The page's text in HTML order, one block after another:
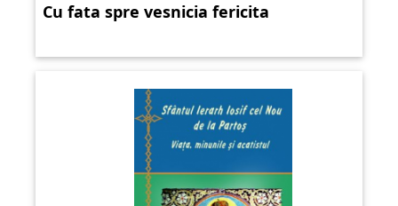
Cu fata spre vesnicia fericita